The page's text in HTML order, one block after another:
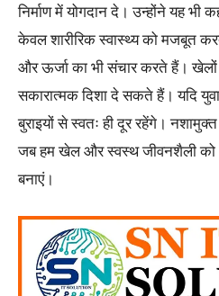
निर्माण में योगदान दे। उन्होंने यह
केवल शारीरिक स्वास्थ्य को मजबूत
और ऊर्जा का भी संचार करते हैं।
सकारात्मक दिशा दे सकते हैं। यदि
बुराइयों से स्वतः ही दूर रहेंगे।
जब हम खेल और स्वस्थ जीवनशैली को
बनाएं।